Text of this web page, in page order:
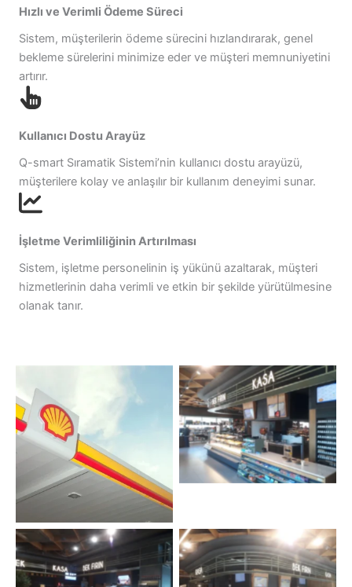
Hızlı ve Verimli Ödeme Süreci
Sistem, müşterilerin ödeme sürecini hızlandırarak, genel
bekleme sürelerini minimize eder ve müşteri memnuniyetini
artırır.
Kullanıcı Dostu Arayüz
Q-smart Sıramatik Sistemi’nin kullanıcı dostu arayüzü,
müşterilere kolay ve anlaşılır bir kullanım deneyimi sunar.
İşletme Verimliliğinin Artırılması
Sistem, işletme personelinin iş yükünü azaltarak, müşteri
hizmetlerinin daha verimli ve etkin bir şekilde yürütülmesine
olanak tanır.
Shell Benzinlik Kasa Sıra
Sistemi